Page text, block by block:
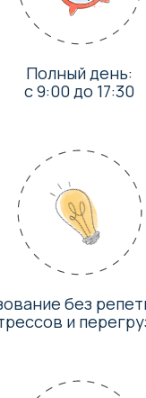
классы, не
10 человек
с заботой о
знания
баланса между высокими
каждого ребенка в
Найти талант и зажечь
— наша цель.
методик